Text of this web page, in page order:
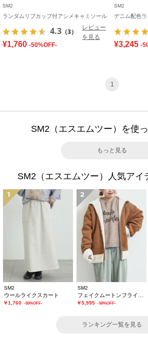
SM2
ランダムリブカップ付アシメキャミソール
4.3 （3）
レビュー
を見る
¥1,760 -50%OFF-
SM2
デニム配色
¥3,245 -
1
SM2（エスエムツー）を使
もっと見る
SM2（エスエムツー）人気アイ
1
SM2
ウールライクスカート
￥1,760 -50%OFF-
2
SM2
￥5,995 -50%OFF-
ランキング一覧を見る